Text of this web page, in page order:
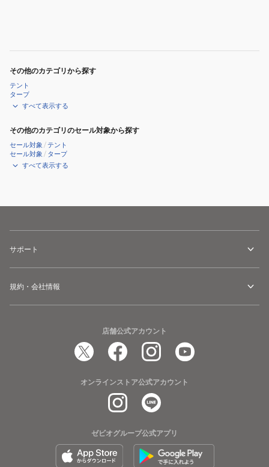
その他のカテゴリから探す
テント
タープ
すべて表示する
その他のカテゴリのセール対象から探す
セール対象 /テント
セール対象 / タープ
すべて表示する
サポート
規約・会社情報
店舗公式アカウント
オンラインストア公式アカウント
ゼビオグループ公式アプリ